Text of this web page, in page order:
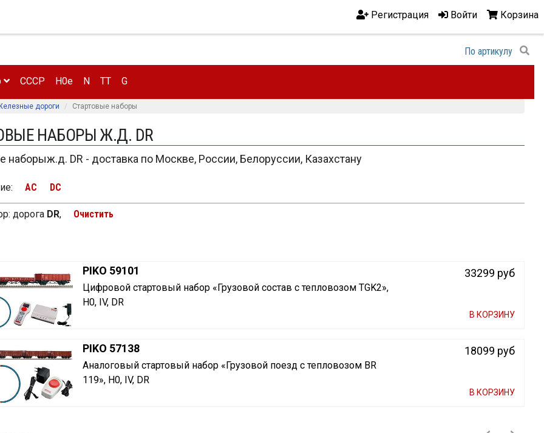
Регистрация Войти Корзина
CCCP H0e N TT G
дороги Стартовые наборы
НАБОРЫ Ж.Д. DR
наборыж.д. DR - доставка по Москве, России, Белоруссии, Казахстану
: AC DC
дорога DR, Очистить
PIKO 59101
Цифровой стартовый набор «Грузовой состав с тепловозом TGK2»,
H0, IV, DR
33299 руб
В КОРЗИНУ
PIKO 57138
Аналоговый стартовый набор «Грузовой поезд с тепловозом BR
119», H0, IV, DR
18099 руб
В КОРЗИНУ